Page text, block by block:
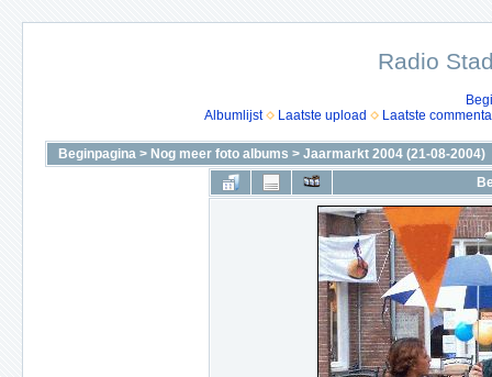
Radio
Albumlijst
Laatste upload Laatste
Beginpagina > Nog meer foto albums > Jaarmarkt 2004 (21-08-2004)